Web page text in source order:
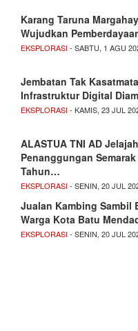
Karang Taruna
Wujudkan
EKSPLORASI- SABTU, 1 AGU
Jembatan Tak
Infrastruktur Digital
EKSPLORASI- KAMIS, 23 JUL
ALASTUA TNI AD
Penanggungan Semarak
Tahun…
EKSPLORASI- SENIN, 20 JUL
Jualan Kambing Sambil
Warga Kota Batu
EKSPLORASI- SENIN, 20 JUL